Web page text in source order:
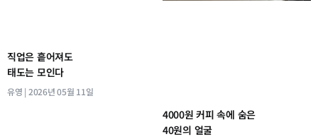
직업은 흩어져도
태도는 모인다
유영 2026년 05월 11일
4000원 커피 속에 숨은
40원의 얼굴